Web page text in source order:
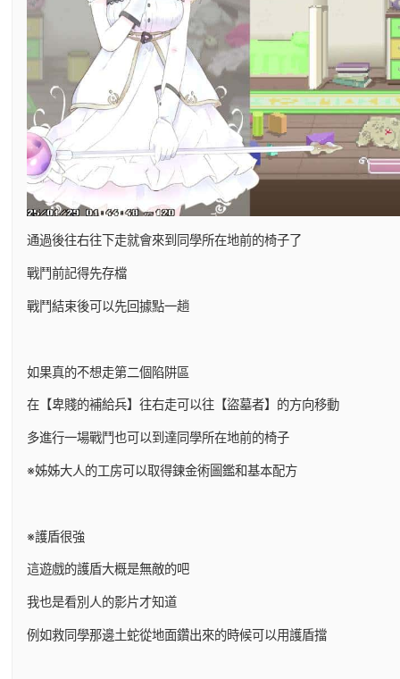
通過後往右往下走就會來到同學所在地前的椅子了
戰鬥前記得先存檔
戰鬥結束後可以先回據點一趟
如果真的不想走第二個陷阱區
在【卑賤的補給兵】往右走可以往【盜墓者】的方向移動
多進行一場戰鬥也可以到達同學所在地前的椅子
※姊姊大人的工房可以取得鍊金術圖鑑和基本配方
※護盾很強
這遊戲的護盾大概是無敵的吧
我也是看別人的影片才知道
例如救同學那邊土蛇從地面鑽出來的時候可以用護盾擋